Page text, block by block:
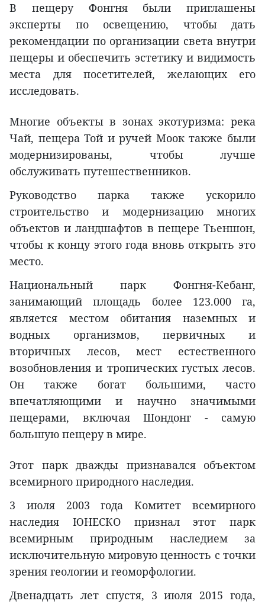
В пещеру Фонгня были приглашены
эксперты по освещению, чтобы дать
рекомендации по организации света внутри
пещеры и обеспечить эстетику и видимость
места для посетителей, желающих его
исследовать.
Многие объекты в зонах экотуризма: река
Чай, пещера Той и ручей Моок также были
модернизированы, чтобы лучше
обслуживать путешественников.
Руководство парка также ускорило
строительство и модернизацию многих
объектов и ландшафтов в пещере Тьеншон,
чтобы к концу этого года вновь открыть это
место.
Национальный парк Фонгня-Кебанг,
занимающий площадь более 123.000 га,
является местом обитания наземных и
водных организмов, первичных и
вторичных лесов, мест естественного
возобновления и тропических густых лесов.
Он также богат большими, часто
впечатляющими и научно значимыми
пещерами, включая Шондонг - самую
большую пещеру в мире.
Этот парк дважды признавался объектом
всемирного природного наследия.
3 июля 2003 года Комитет всемирного
наследия ЮНЕСКО признал этот парк
всемирным природным наследием за
исключительную мировую ценность с точки
зрения геологии и геоморфологии.
Двенадцать лет спустя, 3 июля 2015 года,